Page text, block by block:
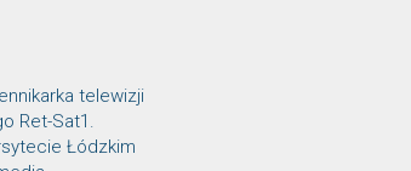
telewizji
Ret-Sat1.
Łódzkim